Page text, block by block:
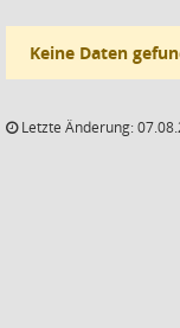
Keine Daten
Letzte Änderung: